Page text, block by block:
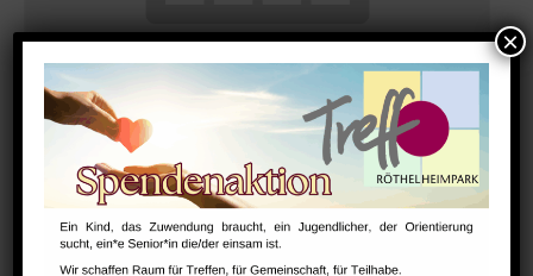
Hausaufgabenbetreuung (nicht während der Ferien)
August 7 @ 13:30